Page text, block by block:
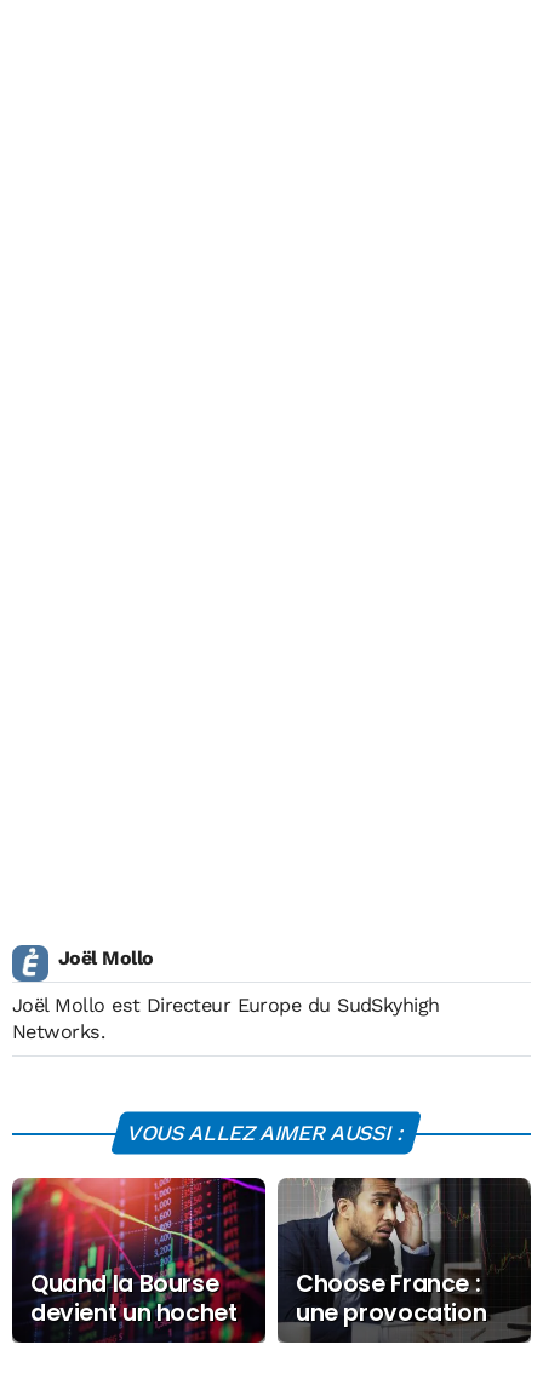
Joël Mollo
Joël Mollo est Directeur Europe du SudSkyhigh
Networks.
VOUS ALLEZ AIMER AUSSI :
Quand la Bourse
devient un hochet
politique
Choose France :
une provocation
pour les